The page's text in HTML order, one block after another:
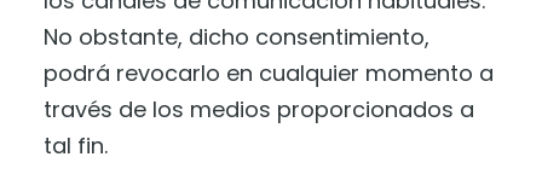
No obstante, dicho consentimiento,
podrá revocarlo en cualquier momento a
través de los medios proporcionados a
tal fin.